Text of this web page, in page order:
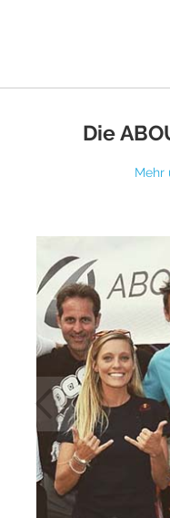
Die
Mehr